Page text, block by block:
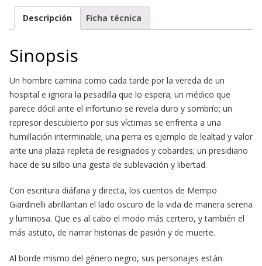
Descripción Ficha técnica
Sinopsis
Un hombre camina como cada tarde por la vereda de un
hospital e ignora la pesadilla que lo espera; un médico que
parece dócil ante el infortunio se revela duro y sombrío; un
represor descubierto por sus víctimas se enfrenta a una
humillación interminable; una perra es ejemplo de lealtad y valor
ante una plaza repleta de resignados y cobardes; un presidiario
hace de su silbo una gesta de sublevación y libertad.
Con escritura diáfana y directa, los cuentos de Mempo
Giardinelli abrillantan el lado oscuro de la vida de manera serena
y luminosa. Que es al cabo el modo más certero, y también el
más astuto, de narrar historias de pasión y de muerte.
Al borde mismo del género negro, sus personajes están